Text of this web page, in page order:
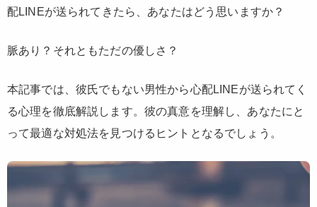
配LINEが送られてきたら、あなたはどう思いますか？
脈あり？それともただの優しさ？
本記事では、彼氏でもない男性から心配LINEが送られてく
る心理を徹底解説します。彼の真意を理解し、あなたにと
って最適な対処法を見つけるヒントとなるでしょう。